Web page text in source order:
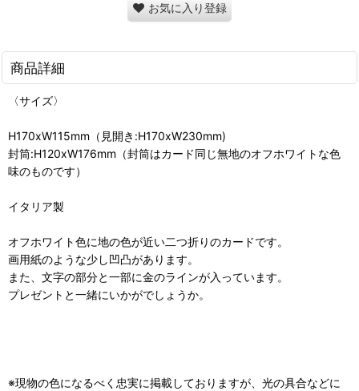
お気に入り登録
商品詳細
〈サイズ〉
H170xW115mm（見開き:H170xW230mm)
封筒:H120xW176mm（封筒はカード同じ無地のオフホワイトな色
味のものです）
イタリア製
オフホワイト色に地の色が近い二つ折りのカードです。
画用紙のような少し凹凸があります。
また、文字の部分と一部に金のラインが入っています。
プレゼントと一緒にいかがでしょうか。
※現物の色になるべく忠実に掲載しておりますが、光の具合などに